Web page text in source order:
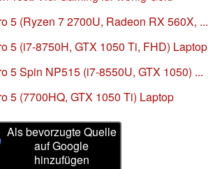
5 (Ryzen 7 2700U, Radeon RX 560X, ...
5 (i7-8750H, GTX 1050 Ti, FHD) Laptop
5 Spin NP515 (i7-8550U, GTX 1050) ...
5 (7700HQ, GTX 1050 Ti) Laptop
Als bevorzugte Quelle
auf Google
hinzufügen